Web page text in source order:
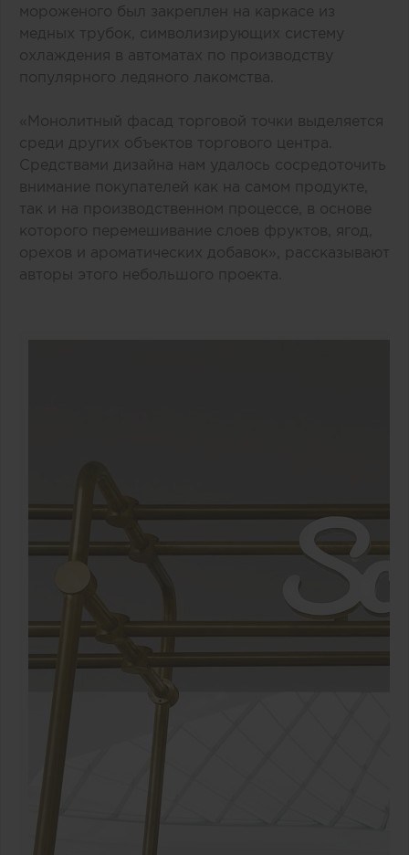
мороженого был закреплен на каркасе из
медных трубок, символизирующих систему
охлаждения в автоматах по производству
популярного ледяного лакомства.
«Монолитный фасад торговой точки выделяется
среди других объектов торгового центра.
Средствами дизайна нам удалось сосредоточить
внимание покупателей как на самом продукте,
так и на производственном процессе, в основе
которого перемешивание слоев фруктов, ягод,
орехов и ароматических добавок», рассказывают
авторы этого небольшого проекта.